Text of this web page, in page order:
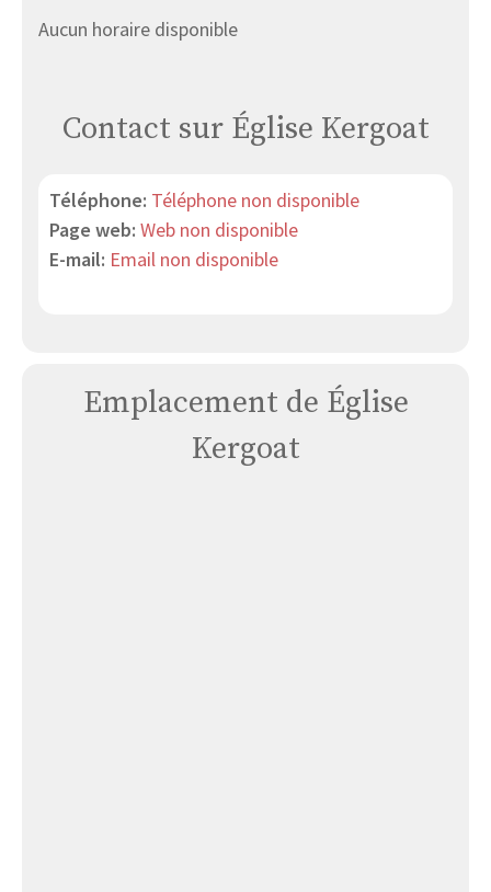
Aucun horaire disponible
Contact sur Église Kergoat
Téléphone: Téléphone non disponible
Page web: Web non disponible
E-mail: Email non disponible
Emplacement de Église
Kergoat